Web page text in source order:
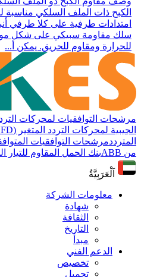
الكبح ذات الملف السلكي مناسبة
امتدادات طرفية على كلا طرفي
سلك مقاومة سبيكي على شكل
للحرارة ومقاوم للحريق. يمكن أ...
مرشحات التوافقيات لمحركات
الجيبية لمحركات التردد المتغير (VFD)
المترددمرشحات التوافقيات
من ABB
بنك الحمل المقاوم للتيار
اَلْعَرَبِيَّةُ
معلومات الشركة
شهادة
الثقافة
التاريخ
مبدأ
الدعم الفني
تخصيص
تحميل